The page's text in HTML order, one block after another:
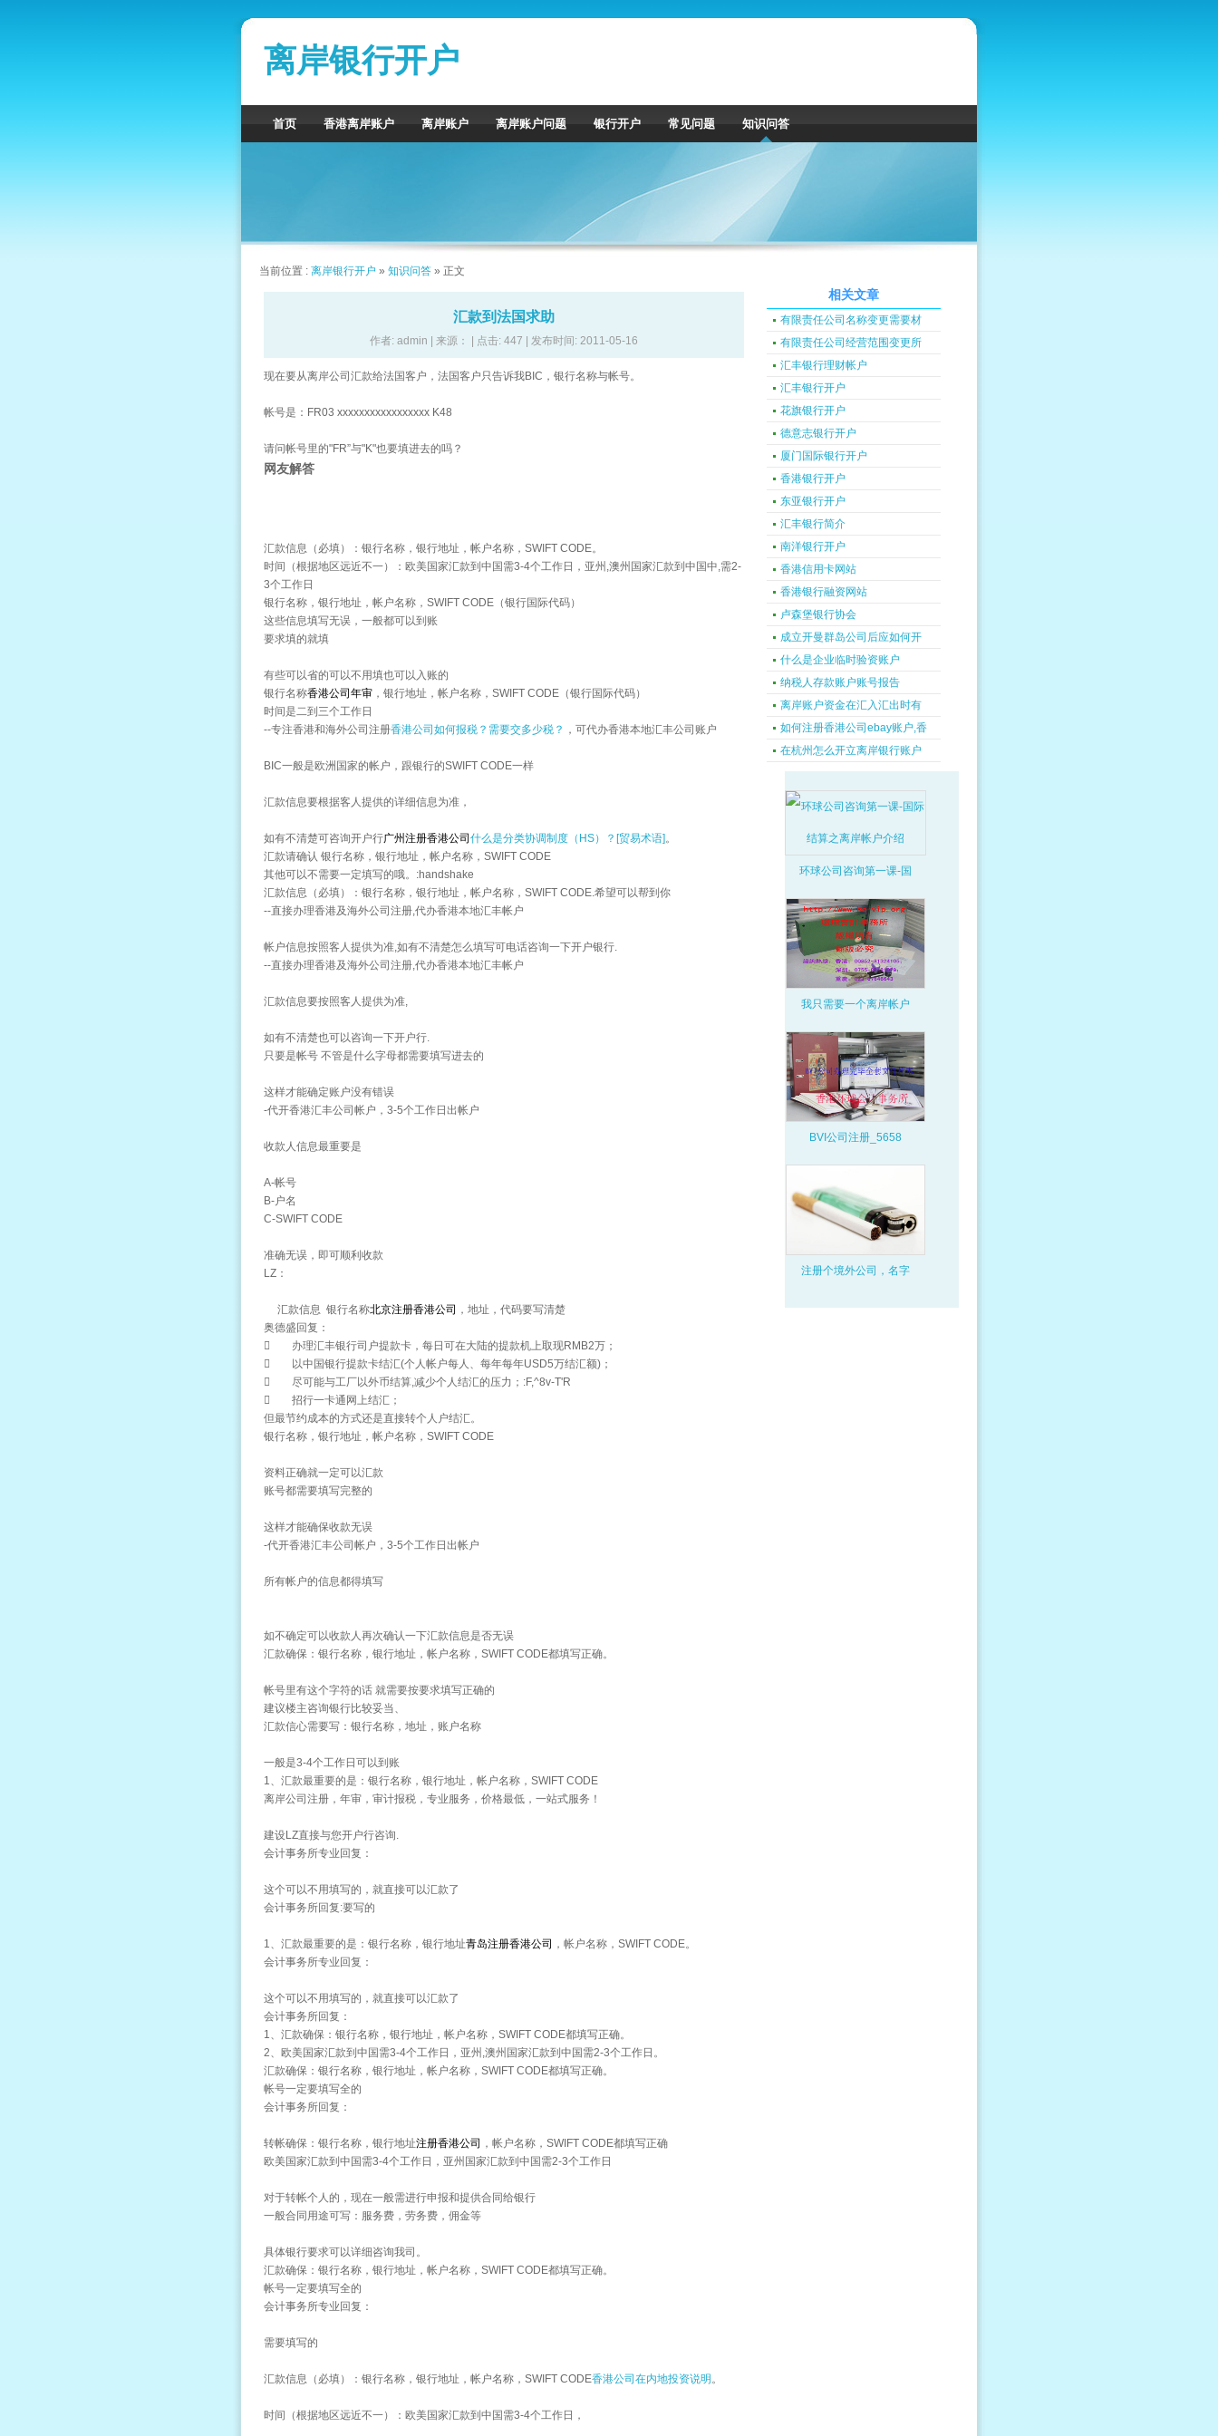
离岸银行开户
首页 香港离岸账户 离岸账户 离岸账户问题 银行开户 常见问题 知识问答
当前位置 : 离岸银行开户 » 知识问答» 正文
汇款到法国求助
作者: admin | 来源： | 点击: 447 | 发布时间: 2011-05-16
现在要从离岸公司汇款给法国客户，法国客户只告诉我BIC，银行名称与帐号。
帐号是：FR03 xxxxxxxxxxxxxxxxx K48
请问帐号里的"FR”与"K"也要填进去的吗？
网友解答
汇款信息（必填）：银行名称，银行地址，帐户名称，SWIFT CODE。
时间（根据地区远近不一）：欧美国家汇款到中国需3-4个工作日，亚州,澳州国家汇款到中国中,需2-
3个工作日
银行名称，银行地址，帐户名称，SWIFT CODE（银行国际代码）
这些信息填写无误，一般都可以到账
要求填的就填
有些可以省的可以不用填也可以入账的
银行名称香港公司年审，银行地址，帐户名称，SWIFT CODE（银行国际代码）
时间是二到三个工作日
--专注香港和海外公司注册香港公司如何报税？需要交多少税？ ，可代办香港本地汇丰公司账户
BIC一般是欧洲国家的帐户，跟银行的SWIFT CODE一样
汇款信息要根据客人提供的详细信息为准，
如有不清楚可咨询开户行广州注册香港公司 什么是分类协调制度（HS）？[贸易术语]。
汇款请确认 银行名称，银行地址，帐户名称，SWIFT CODE
其他可以不需要一定填写的哦。:handshake
汇款信息（必填）：银行名称，银行地址，帐户名称，SWIFT CODE.希望可以帮到你
--直接办理香港及海外公司注册,代办香港本地汇丰帐户
帐户信息按照客人提供为准,如有不清楚怎么填写可电话咨询一下开户银行.
--直接办理香港及海外公司注册,代办香港本地汇丰帐户
汇款信息要按照客人提供为准,
如有不清楚也可以咨询一下开户行.
只要是帐号 不管是什么字母都需要填写进去的
这样才能确定账户没有错误
-代开香港汇丰公司帐户，3-5个工作日出帐户
收款人信息最重要是
A-帐号
B-户名
C-SWIFT CODE
准确无误，即可顺利收款
LZ：
汇款信息 银行名称北京注册香港公司 ，地址，代码要写清楚
奥德盛回复：
 办理汇丰银行司户提款卡，每日可在大陆的提款机上取现RMB2万；
 以中国银行提款卡结汇(个人帐户每人、每年每年USD5万结汇额)；
 尽可能与工厂以外币结算,减少个人结汇的压力；:F,^8v-T'R
 招行一卡通网上结汇；
但最节约成本的方式还是直接转个人户结汇。
银行名称，银行地址，帐户名称，SWIFT CODE
资料正确就一定可以汇款
账号都需要填写完整的
这样才能确保收款无误
-代开香港汇丰公司帐户，3-5个工作日出帐户
所有帐户的信息都得填写
如不确定可以收款人再次确认一下汇款信息是否无误
汇款确保：银行名称，银行地址，帐户名称，SWIFT CODE都填写正确。
帐号里有这个字符的话 就需要按要求填写正确的
建议楼主咨询银行比较妥当、
汇款信心需要写：银行名称，地址，账户名称
一般是3-4个工作日可以到账
1、汇款最重要的是：银行名称，银行地址，帐户名称，SWIFT CODE
离岸公司注册，年审，审计报税，专业服务，价格最低，一站式服务！
建设LZ直接与您开户行咨询.
会计事务所专业回复：
这个可以不用填写的，就直接可以汇款了
会计事务所回复:要写的
1、汇款最重要的是：银行名称，银行地址青岛注册香港公司 ，帐户名称，SWIFT CODE。
会计事务所专业回复：
这个可以不用填写的，就直接可以汇款了
会计事务所回复：
1、汇款确保：银行名称，银行地址，帐户名称，SWIFT CODE都填写正确。
2、欧美国家汇款到中国需3-4个工作日，亚州,澳州国家汇款到中国需2-3个工作日。
汇款确保：银行名称，银行地址，帐户名称，SWIFT CODE都填写正确。
帐号一定要填写全的
会计事务所回复：
转帐确保：银行名称，银行地址注册香港公司 ，帐户名称，SWIFT CODE都填写正确
欧美国家汇款到中国需3-4个工作日，亚州国家汇款到中国需2-3个工作日
对于转帐个人的，现在一般需进行申报和提供合同给银行
一般合同用途可写：服务费，劳务费，佣金等
具体银行要求可以详细咨询我司。
汇款确保：银行名称，银行地址，帐户名称，SWIFT CODE都填写正确。
帐号一定要填写全的
会计事务所专业回复：
需要填写的
汇款信息（必填）：银行名称，银行地址，帐户名称，SWIFT CODE香港公司在内地投资说明 。
时间（根据地区远近不一）：欧美国家汇款到中国需3-4个工作日，
相关文章
有限责任公司名称变更需要材
有限责任公司经营范围变更所
汇丰银行理财帐户
汇丰银行开户
花旗银行开户
德意志银行开户
厦门国际银行开户
香港银行开户
东亚银行开户
汇丰银行简介
南洋银行开户
香港信用卡网站
香港银行融资网站
卢森堡银行协会
成立开曼群岛公司后应如何开
什么是企业临时验资账户
纳税人存款账户账号报告
离岸账户资金在汇入汇出时有
如何注册香港公司ebay账户,香
在杭州怎么开立离岸银行账户
环球公司咨询第一课-国
我只需要一个离岸帐户
BVI公司注册_5658
注册个境外公司，名字